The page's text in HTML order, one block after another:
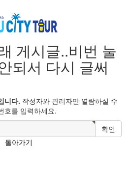
게시글..비번 눌
되서 다시 글써
니다. 작성자와 관리자만 열람하실 수
호를 입력하세요.
확인
돌아가기